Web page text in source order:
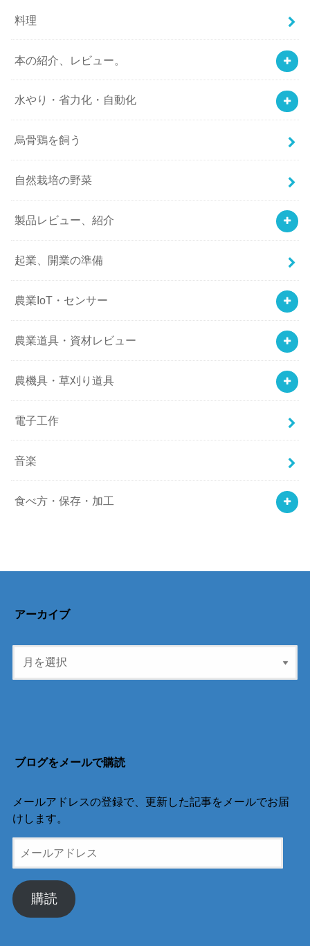
料理
本の紹介、レビュー。
水やり・省力化・自動化
烏骨鶏を飼う
自然栽培の野菜
製品レビュー、紹介
起業、開業の準備
農業IoT・センサー
農業道具・資材レビュー
農機具・草刈り道具
電子工作
音楽
食べ方・保存・加工
アーカイブ
ブログをメールで購読
メールアドレスの登録で、更新した記事をメールでお届
けします。
ー
ア
ド
購読